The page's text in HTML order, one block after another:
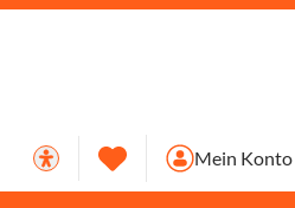
Mein Konto